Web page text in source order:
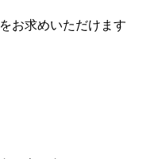
お求めいただけます